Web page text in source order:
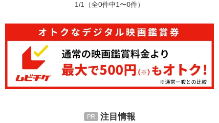
1/1 （全0件中1〜0件）
注目情報